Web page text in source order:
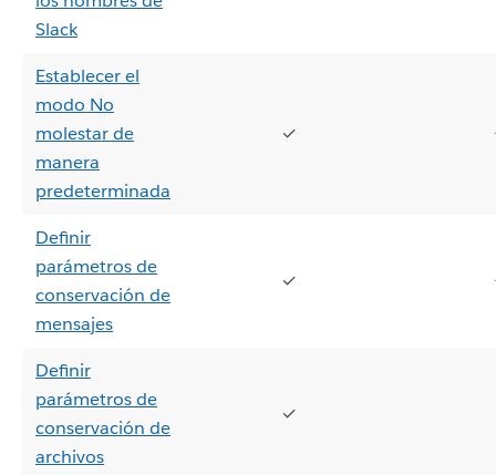
Slack
Establecer el
modo No
molestar de
manera
predeterminada
✓
Definir
parámetros de
conservación de
mensajes
✓
Definir
parámetros de
conservación de
archivos
✓